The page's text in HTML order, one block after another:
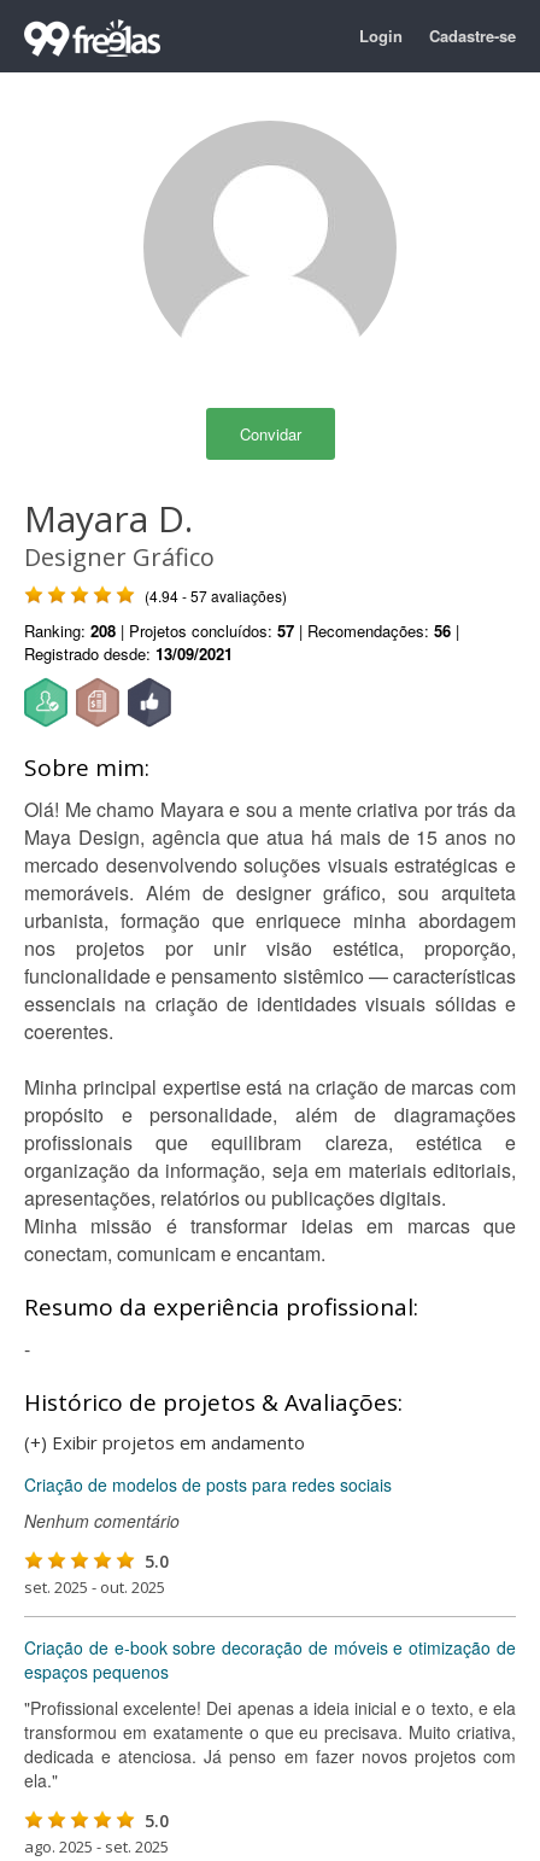
Login Cadastre-se
Convidar
Mayara D.
Designer Gráfico
(4.94 - 57 avaliações)
Ranking: 208 | Projetos concluídos: 57 | Recomendações: 56 |
Registrado desde: 13/09/2021
Sobre mim:
Olá! Me chamo Mayara e sou a mente criativa por trás da
Maya Design, agência que atua há mais de 15 anos no
mercado desenvolvendo soluções visuais estratégicas e
memoráveis. Além de designer gráfico, sou arquiteta
urbanista, formação que enriquece minha abordagem
nos projetos por unir visão estética, proporção,
funcionalidade e pensamento sistêmico — características
essenciais na criação de identidades visuais sólidas e
coerentes.
Minha principal expertise está na criação de marcas com
propósito e personalidade, além de diagramações
profissionais que equilibram clareza, estética e
organização da informação, seja em materiais editoriais,
apresentações, relatórios ou publicações digitais.
Minha missão é transformar ideias em marcas que
conectam, comunicam e encantam.
Resumo da experiência profissional:
-
Histórico de projetos & Avaliações:
(+) Exibir projetos em andamento
Criação de modelos de posts para redes sociais
Nenhum comentário
5.0
set. 2025 - out. 2025
Criação de e-book sobre decoração de móveis e otimização de
espaços pequenos
"Profissional excelente! Dei apenas a ideia inicial e o texto, e ela
transformou em exatamente o que eu precisava. Muito criativa,
dedicada e atenciosa. Já penso em fazer novos projetos com
ela."
5.0
ago. 2025 - set. 2025